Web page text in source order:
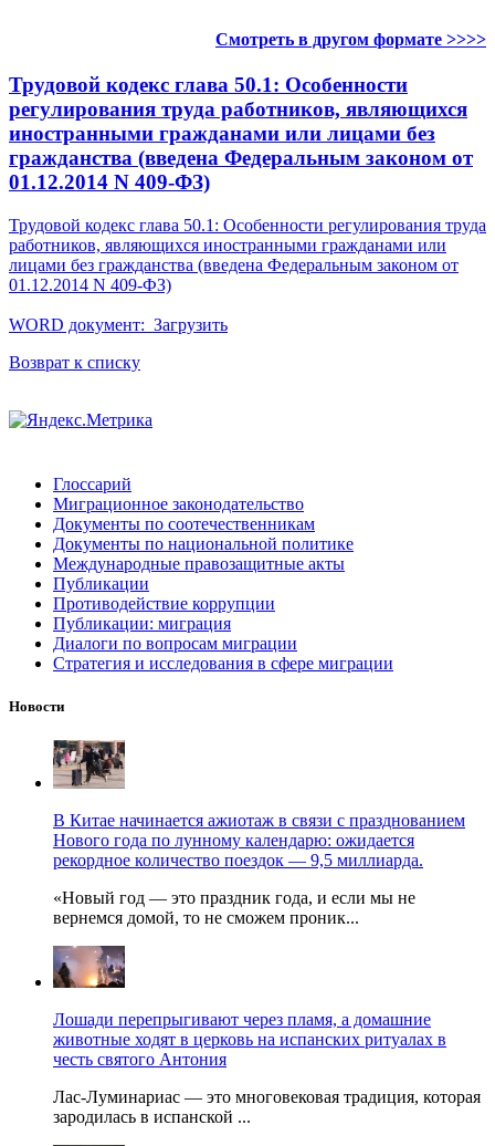
Смотреть в другом формате >>>>
Трудовой кодекс глава 50.1: Особенности
регулирования труда работников, являющихся
иностранными гражданами или лицами без
гражданства (введена Федеральным законом от
01.12.2014 N 409-ФЗ)
Трудовой кодекс глава 50.1: Особенности регулирования труда
работников, являющихся иностранными гражданами или
лицами без гражданства (введена Федеральным законом от
01.12.2014 N 409-ФЗ)
WORD документ: Загрузить
Возврат к списку
Глоссарий
Миграционное законодательство
Документы по соотечественникам
Документы по национальной политике
Международные правозащитные акты
Публикации
Противодействие коррупции
Публикации: миграция
Диалоги по вопросам миграции
Стратегия и исследования в сфере миграции
Новости
В Китае начинается ажиотаж в связи с празднованием
Нового года по лунному календарю: ожидается
рекордное количество поездок — 9,5 миллиарда.
«Новый год — это праздник года, и если мы не
вернемся домой, то не сможем проник...
Лошади перепрыгивают через пламя, а домашние
животные ходят в церковь на испанских ритуалах в
честь святого Антония
Лас-Луминариас — это многовековая традиция, которая
зародилась в испанской ...